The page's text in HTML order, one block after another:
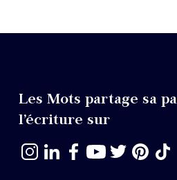
Les Mots partage sa
l’écriture sur